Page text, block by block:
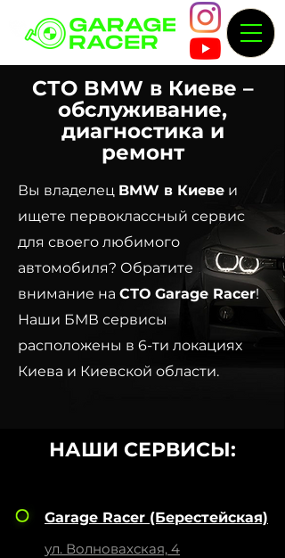
СТО BMW в Киеве –
обслуживание,
диагностика и
ремонт
Вы владелец BMW в Киеве и
ищете первоклассный сервис
для своего любимого
автомобиля? Обратите
внимание на СТО Garage Racer!
Наши БМВ сервисы
расположены в 6-ти локациях
Киева и Киевской области.
НАШИ СЕРВИСЫ:
Garage Racer (Берестейская)
ул. Волновахская, 4